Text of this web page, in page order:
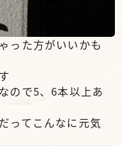
った方がいいかも
ので5、6本以上あ
ってこんなに元気